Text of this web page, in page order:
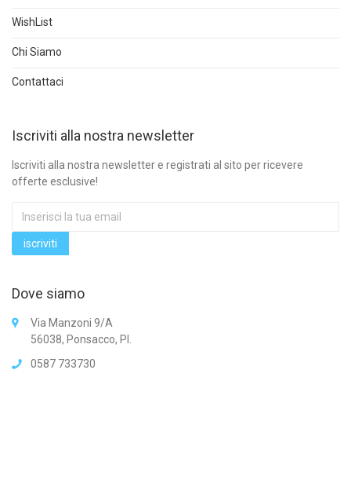
WishList
Chi Siamo
Contattaci
Iscriviti alla nostra newsletter
Iscriviti alla nostra newsletter e registrati al sito per ricevere
offerte esclusive!
Dove siamo
Via Manzoni 9/A
56038, Ponsacco, PI.
0587 733730